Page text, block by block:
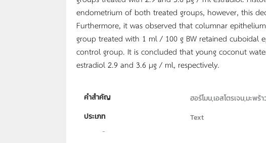
endometrium of both treated groups, however, this
Furthermore, it was observed that columnar
group treated with 1 ml / 100 g BW retained cuboidal
control group. It is concluded that young coconut
estradiol 2.9 and 3.6 µg / ml, respectively.
คำสำคัญ
ฮอร์โมน,เอสโตรเจน,มะพร้
ประเภท
Text